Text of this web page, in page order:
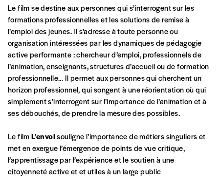
Les mots de passe ne correspondent pas
*champs obligatoires
volonté de soutenir nos activités.
NOS
FORMULES
Abonnement
1 an = 5 numéros
20€*/an
*Prix indicatif, frais de port inclus
Le film se destine aux personnes qui s’interrogent sur les
formations professionnelles et les solutions de remise à
l’emploi des jeunes. Il s’adresse à toute personne ou
organisation intéressées par les dynamiques de pédagogie
active performante : chercheur d’emploi, professionnels de
l’animation, enseignants, structures d’accueil ou de formation
professionnelle… Il permet aux personnes qui cherchent un
horizon professionnel, qui songent à une réorientation où qui
simplement s’interrogent sur l’importance de l’animation et à
ses débouchés, de prendre la mesure des possibles.
Le filmL’envolsouligne l’importance de métiers singuliers et
met en exergue l’émergence de points de vue critique,
l’apprentissage par l’expérience et le soutien à une
citoyenneté active et et utiles à un large public